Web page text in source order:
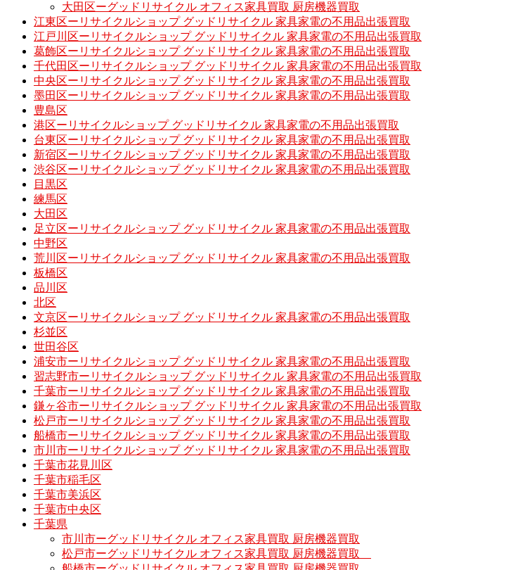
大田区ーグッドリサイクル オフィス家具買取 厨房機器買取
江東区ーリサイクルショップ グッドリサイクル 家具家電の不用品出張買取
江戸川区ーリサイクルショップ グッドリサイクル 家具家電の不用品出張買取
葛飾区ーリサイクルショップ グッドリサイクル 家具家電の不用品出張買取
千代田区ーリサイクルショップ グッドリサイクル 家具家電の不用品出張買取
中央区ーリサイクルショップ グッドリサイクル 家具家電の不用品出張買取
墨田区ーリサイクルショップ グッドリサイクル 家具家電の不用品出張買取
豊島区
港区ーリサイクルショップ グッドリサイクル 家具家電の不用品出張買取
台東区ーリサイクルショップ グッドリサイクル 家具家電の不用品出張買取
新宿区ーリサイクルショップ グッドリサイクル 家具家電の不用品出張買取
渋谷区ーリサイクルショップ グッドリサイクル 家具家電の不用品出張買取
目黒区
練馬区
大田区
足立区ーリサイクルショップ グッドリサイクル 家具家電の不用品出張買取
中野区
荒川区ーリサイクルショップ グッドリサイクル 家具家電の不用品出張買取
板橋区
品川区
北区
文京区ーリサイクルショップ グッドリサイクル 家具家電の不用品出張買取
杉並区
世田谷区
浦安市ーリサイクルショップ グッドリサイクル 家具家電の不用品出張買取
習志野市ーリサイクルショップ グッドリサイクル 家具家電の不用品出張買取
千葉市ーリサイクルショップ グッドリサイクル 家具家電の不用品出張買取
鎌ヶ谷市ーリサイクルショップ グッドリサイクル 家具家電の不用品出張買取
松戸市ーリサイクルショップ グッドリサイクル 家具家電の不用品出張買取
船橋市ーリサイクルショップ グッドリサイクル 家具家電の不用品出張買取
市川市ーリサイクルショップ グッドリサイクル 家具家電の不用品出張買取
千葉市花見川区
千葉市稲毛区
千葉市美浜区
千葉市中央区
千葉県
市川市ーグッドリサイクル オフィス家具買取 厨房機器買取
松戸市ーグッドリサイクル オフィス家具買取 厨房機器買取